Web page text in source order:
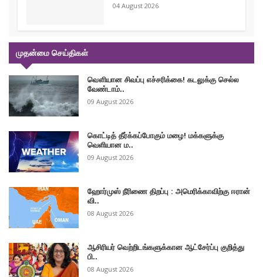
04 August 2026
முதன்மை செய்திகள்
வௌியான சிவப்பு எச்சரிக்கை! கடலுக்கு செல்ல
வேண்டாம்..
09 August 2026
கொட்டித் தீர்க்கப்போகும் மழை! மக்களுக்கு
வெளியான ம..
09 August 2026
ஹோர்முஸ் நீரிணை திறப்பு : அமெரிக்காவிற்கு ஈரான்
வி..
08 August 2026
ஆசிரியர் வெற்றிடங்களுக்கான ஆட்சேர்ப்பு குறித்து
பி..
08 August 2026